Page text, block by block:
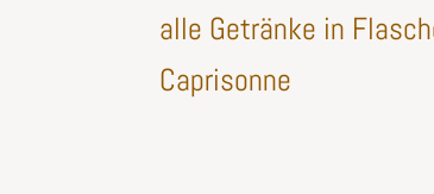
alle Getränke in
Caprisonne